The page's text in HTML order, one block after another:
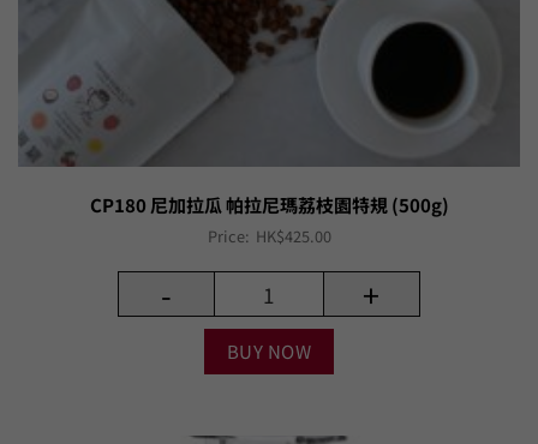
CP180 尼加拉瓜 帕拉尼瑪荔枝園特規 (500g)
Price: HK$425.00
- +
BUY NOW